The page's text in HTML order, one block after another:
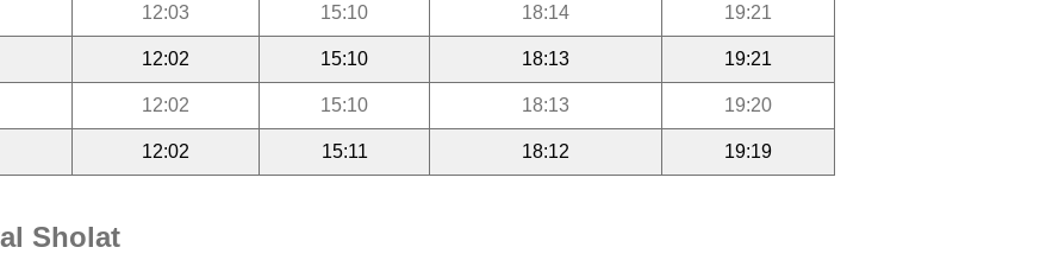
12:03 15:10 18:14 19:21
12:02 15:10 18:13 19:21
12:02 15:10 18:13 19:20
12:02 15:11 18:12 19:19
Sholat